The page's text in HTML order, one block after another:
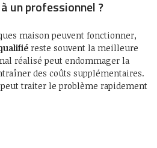
un professionnel ?
maison peuvent fonctionner,
reste souvent la meilleure
réalisé peut endommager la
des coûts supplémentaires.
traiter le problème rapidement